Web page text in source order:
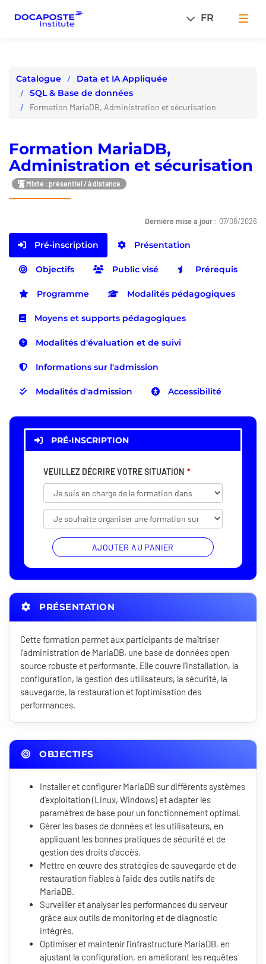
FR
Catalogue
Data et IA Appliquée
SQL & Base de données
Formation MariaDB, Administration et sécurisation
Formation MariaDB,
Administration et sécurisation
Mixte : présentiel / à distance
Dernière mise à jour : 07/08/2026
Pré-inscription Présentation
Objectifs Public visé Prérequis
Programme Modalités pédagogiques
Moyens et supports pédagogiques
Modalités d'évaluation et de suivi
Informations sur l'admission
Modalités d'admission Accessibilité
PRÉ-INSCRIPTION
VEUILLEZ DÉCRIRE VOTRE SITUATION
AJOUTER AU PANIER
PRÉSENTATION
Cette formation permet aux participants de maîtriser
l’administration de MariaDB, une base de données open
source robuste et performante. Elle couvre l’installation, la
configuration, la gestion des utilisateurs, la sécurité, la
sauvegarde, la restauration et l’optimisation des
performances.
OBJECTIFS
Installer et configurer MariaDB sur différents systèmes
d'exploitation (Linux, Windows) et adapter les
paramètres de base pour un fonctionnement optimal.
Gérer les bases de données et les utilisateurs, en
appliquant les bonnes pratiques de sécurité et de
gestion des droits d'accès.
Mettre en œuvre des stratégies de sauvegarde et de
restauration fiables à l'aide des outils natifs de
MariaDB.
Surveiller et analyser les performances du serveur
grâce aux outils de monitoring et de diagnostic
intégrés.
Optimiser et maintenir l'infrastructure MariaDB, en
ajustant la configuration, en améliorant les requêtes